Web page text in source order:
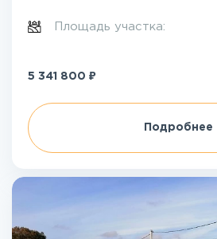
Площадь участка:
5 341 800 ₽
Подробнее